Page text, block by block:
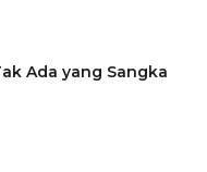
Ada yang Sangka